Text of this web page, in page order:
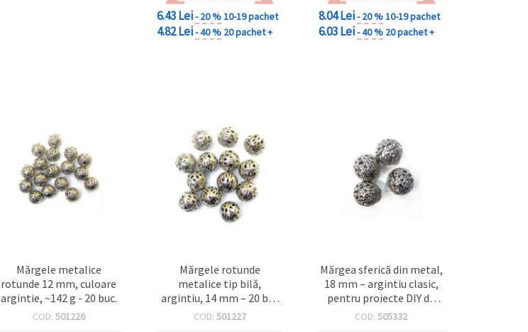
6.43 Lei- 20 %10-19 pachet
4.82 Lei- 40 % 20 pachet +
8.04 Lei- 20 %10-19 pachet
6.03 Lei- 40 % 20 pachet +
Mărgele metalice
rotunde 12 mm, culoare
argintie, ~142 g - 20 buc.
COD: 501226
Mărgele rotunde
metalice tip bilă,
argintiu, 14 mm – 20 buc
(±193 g), perfecte pentru
COD: 501227
Mărgea sferică din metal,
18 mm – argintiu clasic,
pentru proiecte DIY de
bijuterii
COD:505332